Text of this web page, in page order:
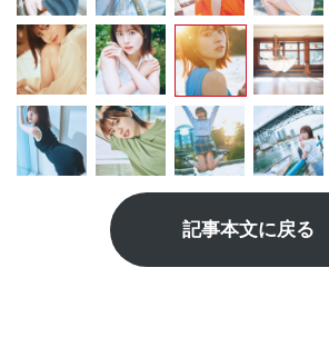
記事本文に戻る